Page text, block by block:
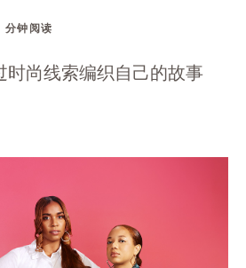
分钟阅读
时尚线索编织自己的故事